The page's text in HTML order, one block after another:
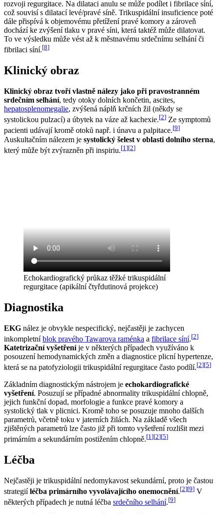
rozvoji regurgitace. Na dilataci anulu se může podílet i fibrilace síní,
což souvisí s dilatací levé/pravé síně. Trikuspidální insuficience poté
dále přispívá k objemovému přetížení pravé komory a zároveň
dochází ke zvýšení tlaku v pravé síni, která taktéž může dilatovat.
To ve výsledku může vést až k městnavému srdečnímu selhání či
fibrilaci síní.[8]
Klinický obraz
Klinický obraz tvoří vlastně nálezy jako při pravostranném
srdečním selhání, tedy otoky dolních končetin, ascites,
hepatosplenomegalie, zvýšená náplň krčních žil (někdy se
systolickou pulzací) a úbytek na váze až kachexie.[2] Ze symptomů
pacienti udávají kromě otoků např. i únavu a palpitace.[9]
Auskultačním nálezem je systolický šelest v oblasti dolního sterna,
který může být zvýrazněn při inspiriu.[1 ][2]
Echokardiografický průkaz těžké trikuspidální
regurgitace (apikální čtyřdutinová projekce)
Diagnostika
EKG nález je obvykle nespecifický, nejčastěji je zachycen
inkompletníblok pravého Tawarova raménka a fibrilace síní.[2]
Katetrizační vyšetřeníje v některých případech využíváno k
posouzení hemodynamických změn a diagnostice plicní hypertenze,
která se na patofyziologii trikuspidální regurgitace často podílí.[2][5]
Základním diagnostickým nástrojem je echokardiografické
vyšetření. Posuzují se případné abnormality trikuspidální chlopně,
jejich funkční dopad, morfologie a funkce pravé komory a
systolický tlak v plicnici. Kromě toho se posuzuje mnoho dalších
parametrů, včetně toku v jaterních žilách. Na základě všech
zjištěných parametrů lze často již při tomto vyšetření rozlišit mezi
primárním a sekundárním postižením chlopně.[1 ][2][5]
Léčba
Nejčastěji je trikuspidální nedomykavost sekundární, proto je častou
strategiíléčba primárního vyvolávajícího onemocnění.[2][9] V
některých případech je nutná léčba srdečního selhání.[9]